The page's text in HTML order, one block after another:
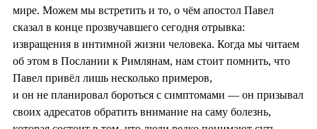
мире. Можем мы встретить и то, о чём апостол Павел
сказал в конце прозвучавшего сегодня отрывка:
извращения в интимной жизни человека. Когда мы читаем
об этом в Послании к Римлянам, нам стоит помнить, что
Павел привёл лишь несколько примеров,
и он не планировал бороться с симптомами — он призывал
своих адресатов обратить внимание на саму болезнь,